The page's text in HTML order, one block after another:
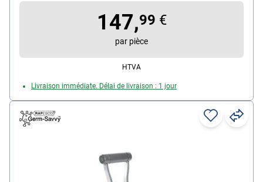
147,99 €
par pièce
HTVA
Livraison immédiate. Délai de livraison : 1 jour